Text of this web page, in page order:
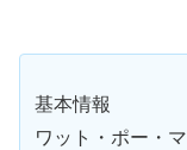
基本情報
ワット・ポー・